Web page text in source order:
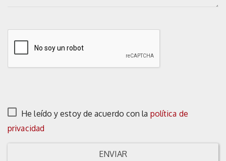
He leído y estoy de acuerdo con la política de
privacidad
ENVIAR